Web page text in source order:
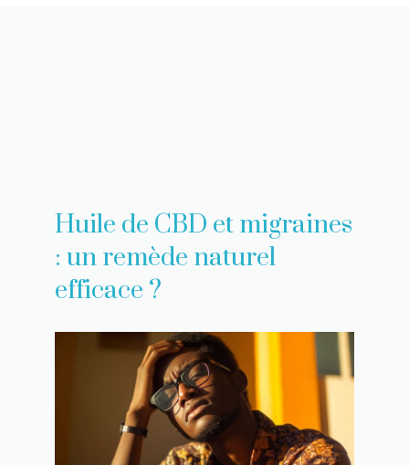
Huile de CBD et migraines
: un remède naturel
efficace ?